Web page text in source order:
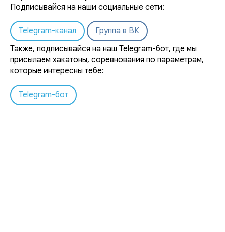
Подписывайся на наши социальные сети:
Telegram-канал
Группа в ВК
Также, подписывайся на наш Telegram-бот, где мы
присылаем хакатоны, соревнования по параметрам,
которые интересны тебе:
Telegram-бот